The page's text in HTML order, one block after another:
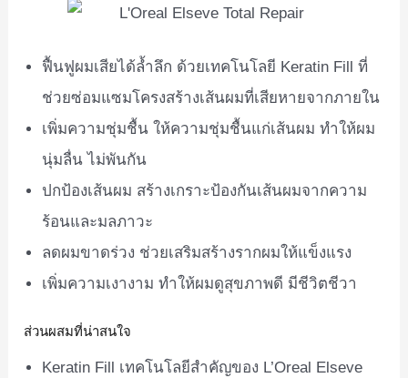
ฟื้นฟูผมเสียได้ล้ำลึก ด้วยเทคโนโลยี Keratin Fill ที่
ช่วยซ่อมแซมโครงสร้างเส้นผมที่เสียหายจากภายใน
เพิ่มความชุ่มชื้น ให้ความชุ่มชื้นแก่เส้นผม ทำให้ผม
นุ่มลื่น ไม่พันกัน
ปกป้องเส้นผม สร้างเกราะป้องกันเส้นผมจากความ
ร้อนและมลภาวะ
ลดผมขาดร่วง ช่วยเสริมสร้างรากผมให้แข็งแรง
เพิ่มความเงางาม ทำให้ผมดูสุขภาพดี มีชีวิตชีวา
ส่วนผสมที่น่าสนใจ
Keratin Fill เทคโนโลยีสำคัญของ L’Oreal Elseve